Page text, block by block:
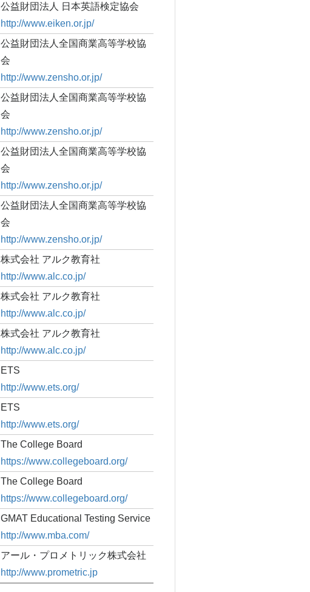
公益財団法人 日本英語検定協会
http://www.eiken.or.jp/
公益財団法人全国商業高等学校協
会
http://www.zensho.or.jp/
公益財団法人全国商業高等学校協
会
http://www.zensho.or.jp/
公益財団法人全国商業高等学校協
会
http://www.zensho.or.jp/
公益財団法人全国商業高等学校協
会
http://www.zensho.or.jp/
株式会社 アルク教育社
http://www.alc.co.jp/
株式会社 アルク教育社
http://www.alc.co.jp/
株式会社 アルク教育社
http://www.alc.co.jp/
ETS
http://www.ets.org/
ETS
http://www.ets.org/
The College Board
https://www.collegeboard.org/
The College Board
https://www.collegeboard.org/
GMAT Educational Testing Service
http://www.mba.com/
アール・プロメトリック株式会社
http://www.prometric.jp